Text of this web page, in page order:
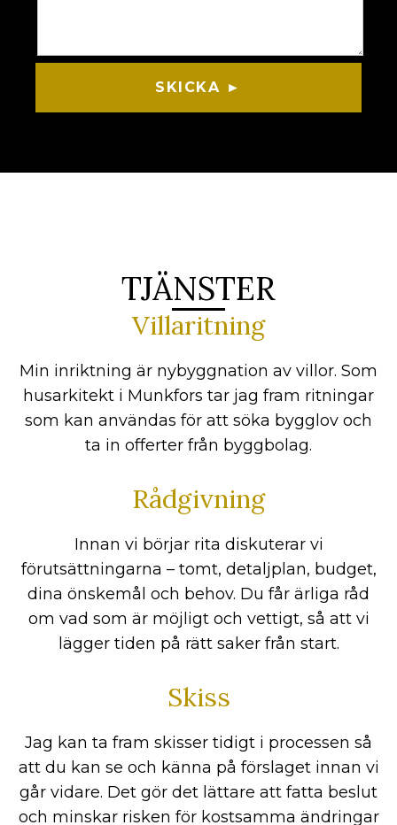
SKICKA ►
TJÄNSTER
Villaritning
Min inriktning är nybyggnation av villor. Som
husarkitekt i Munkfors tar jag fram ritningar
som kan användas för att söka bygglov och
ta in offerter från byggbolag.
Rådgivning
Innan vi börjar rita diskuterar vi
förutsättningarna – tomt, detaljplan, budget,
dina önskemål och behov. Du får ärliga råd
om vad som är möjligt och vettigt, så att vi
lägger tiden på rätt saker från start.
Skiss
Jag kan ta fram skisser tidigt i processen så
att du kan se och känna på förslaget innan vi
går vidare. Det gör det lättare att fatta beslut
och minskar risken för kostsamma ändringar